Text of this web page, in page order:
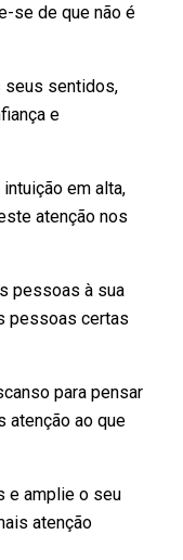
se de que não é
seus sentidos,
e
em alta,
atenção nos
pessoas à sua
pessoas certas
para pensar
atenção ao que
e amplie o seu
atenção